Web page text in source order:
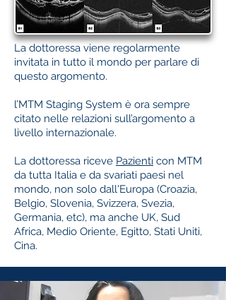
La dottoressa viene regolarmente
invitata in tutto il mondo per parlare di
questo argomento.
l’MTM Staging System è ora sempre
citato nelle relazioni sull’argomento a
livello internazionale.
La dottoressa riceve Pazienti con MTM
da tutta Italia e da svariati paesi nel
mondo, non solo dall'Europa (Croazia,
Belgio, Slovenia, Svizzera, Svezia,
Germania, etc), ma anche UK, Sud
Africa, Medio Oriente, Egitto, Stati Uniti,
Cina.